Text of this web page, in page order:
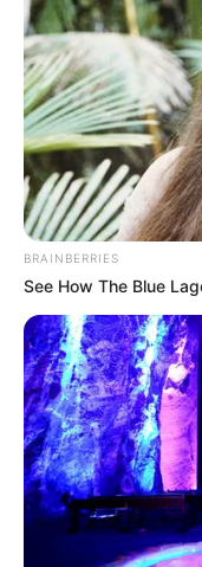
interés
correctamente.
BRAINBERRIES
See How The Blue